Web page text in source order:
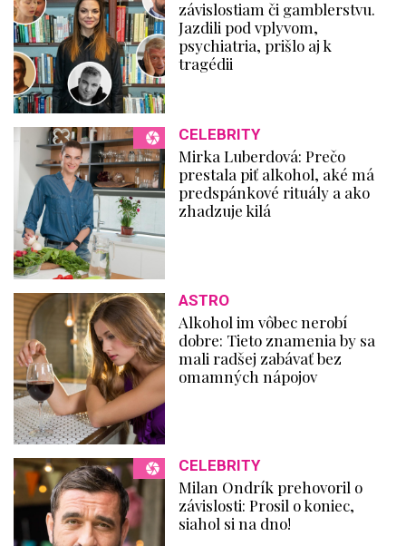
závislostiam či gamblerstvu.
Jazdili pod vplyvom,
psychiatria, prišlo aj k
tragédii
CELEBRITY
Mirka Luberdová: Prečo
prestala piť alkohol, aké má
predspánkové rituály a ako
zhadzuje kilá
ASTRO
Alkohol im vôbec nerobí
dobre: Tieto znamenia by sa
mali radšej zabávať bez
omamných nápojov
CELEBRITY
Milan Ondrík prehovoril o
závislosti: Prosil o koniec,
siahol si na dno!